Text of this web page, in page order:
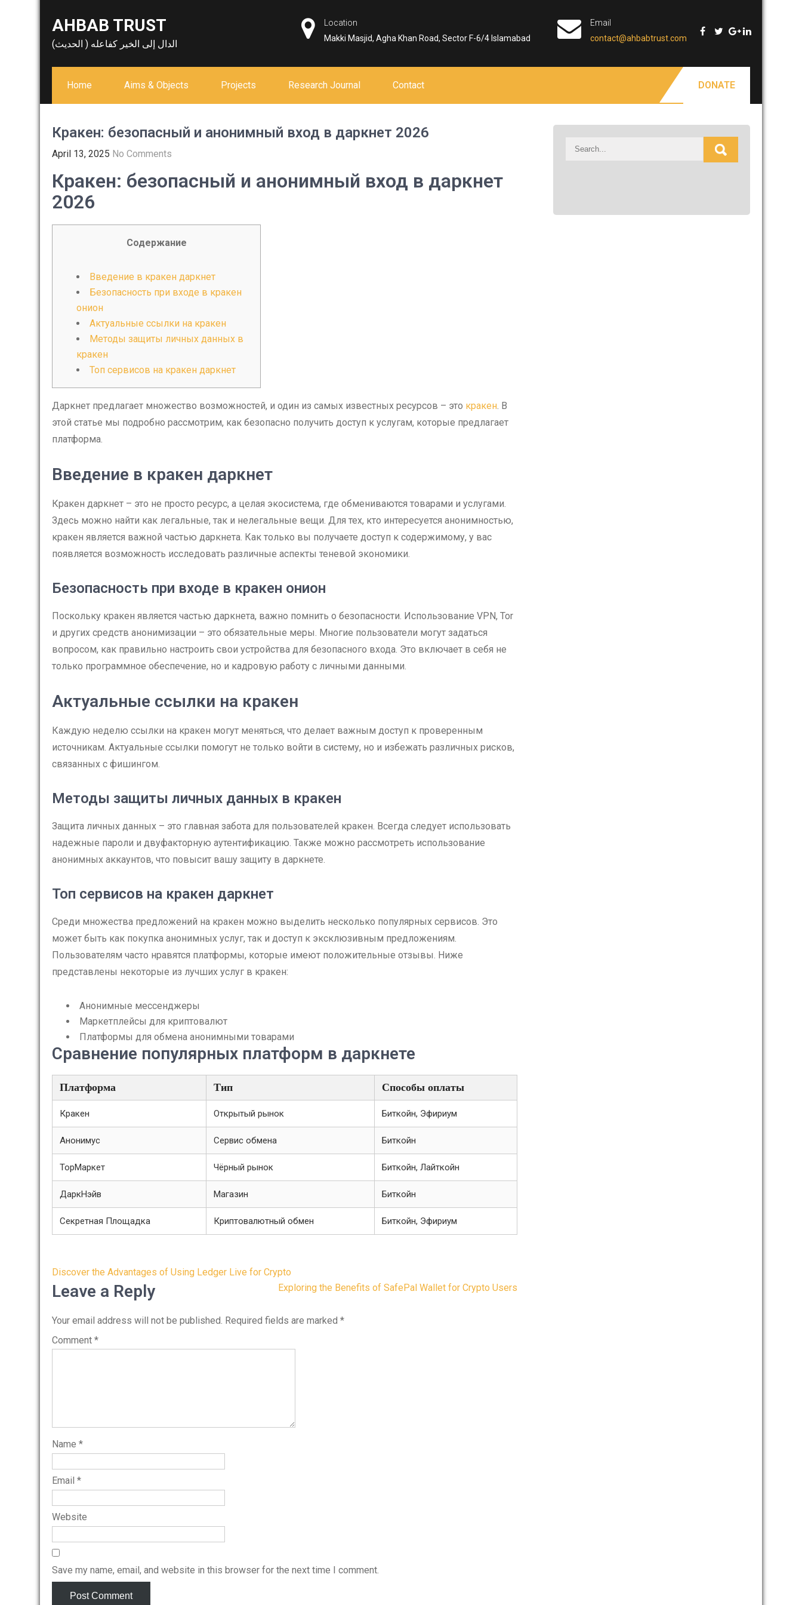
AHBAB TRUST
الدال إلى الخير كفاعله ( الحديث)
Location
Makki Masjid, Agha Khan Road, Sector F-6/4 Islamabad
Email
contact@ahbabtrust.com
Home Aims & Objects Projects Research Journal Contact DONATE
Кракен: безопасный и анонимный вход в даркнет 2026
April 13, 2025 No Comments
Кракен: безопасный и анонимный вход в даркнет
2026
Содержание
Введение в кракен даркнет
Безопасность при входе в кракен
онион
Актуальные ссылки на кракен
Методы защиты личных данных в
кракен
Топ сервисов на кракен даркнет
Даркнет предлагает множество возможностей, и один из самых известных ресурсов – это кракен. В
этой статье мы подробно рассмотрим, как безопасно получить доступ к услугам, которые предлагает
платформа.
Введение в кракен даркнет
Кракен даркнет – это не просто ресурс, а целая экосистема, где обмениваются товарами и услугами.
Здесь можно найти как легальные, так и нелегальные вещи. Для тех, кто интересуется анонимностью,
кракен является важной частью даркнета. Как только вы получаете доступ к содержимому, у вас
появляется возможность исследовать различные аспекты теневой экономики.
Безопасность при входе в кракен онион
Поскольку кракен является частью даркнета, важно помнить о безопасности. Использование VPN, Tor
и других средств анонимизации – это обязательные меры. Многие пользователи могут задаться
вопросом, как правильно настроить свои устройства для безопасного входа. Это включает в себя не
только программное обеспечение, но и кадровую работу с личными данными.
Актуальные ссылки на кракен
Каждую неделю ссылки на кракен могут меняться, что делает важным доступ к проверенным
источникам. Актуальные ссылки помогут не только войти в систему, но и избежать различных рисков,
связанных с фишингом.
Методы защиты личных данных в кракен
Защита личных данных – это главная забота для пользователей кракен. Всегда следует использовать
надежные пароли и двуфакторную аутентификацию. Также можно рассмотреть использование
анонимных аккаунтов, что повысит вашу защиту в даркнете.
Топ сервисов на кракен даркнет
Среди множества предложений на кракен можно выделить несколько популярных сервисов. Это
может быть как покупка анонимных услуг, так и доступ к эксклюзивным предложениям.
Пользователям часто нравятся платформы, которые имеют положительные отзывы. Ниже
представлены некоторые из лучших услуг в кракен:
Анонимные мессенджеры
Маркетплейсы для криптовалют
Платформы для обмена анонимными товарами
Сравнение популярных платформ в даркнете
Платформа Тип Способы оплаты
Кракен Открытый рынок Биткойн, Эфириум
Анонимус Сервис обмена Биткойн
ТорМаркет Чёрный рынок Биткойн, Лайткойн
ДаркНэйв Магазин Биткойн
Секретная Площадка Криптовалютный обмен Биткойн, Эфириум
Post
navigation
Discover the Advantages of Using Ledger Live for Crypto
Exploring the Benefits of SafePal Wallet for Crypto Users
Leave a Reply
Your email address will not be published. Required fields are marked *
Comment *
Name *
Email *
Website
Save my name, email, and website in this browser for the next time I comment.